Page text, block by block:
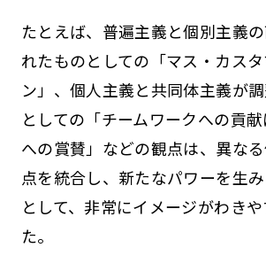
たとえば、普遍主義と個別主義
れたものとしての「マス・カス
ン」、個人主義と共同体主義が
としての「チームワークへの貢
への賞賛」などの観点は、異な
点を統合し、新たなパワーを生
として、非常にイメージがわき
た。